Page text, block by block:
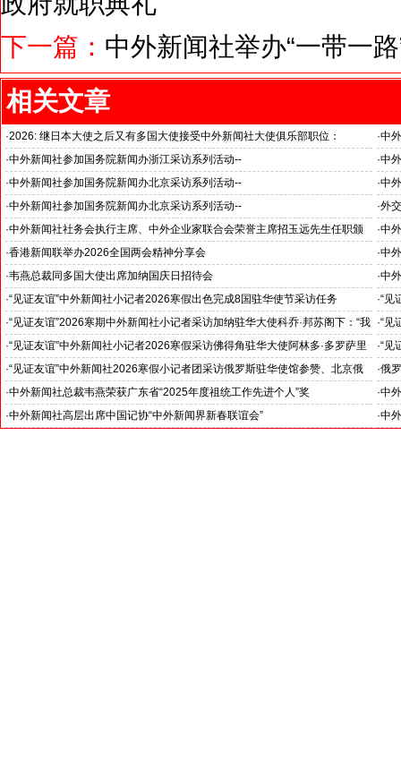
下一篇： 中外新闻社举办“一带一
相关文章
·2026: 继日本大使之后又有多国大使接受中外新闻社大使俱乐部职位：
国之交在于民相亲, 民相亲在于心相通
·中
·中外新闻社参加国务院新闻办浙江采访系列活动--
推动科技创新和产业创新深度融合
·中
“科
·中外新闻社参加国务院新闻办北京采访系列活动--
见证科技创新和产业创新高质量发展
·中
小
·中外新闻社参加国务院新闻办北京采访系列活动--
北京人形机器人创新中心打造具有全球影响力的应用示范高地
·外
·中外新闻社社务会执行主席、中外企业家联合会荣誉主席招玉远先生任职颁
证仪式在香港举行
·中
·香港新闻联举办2026全国两会精神分享会 ·中
对
·韦燕总裁同多国大使出席加纳国庆日招待会 ·中
·“见证友谊”中外新闻社小记者2026寒假出色完成8国驻华使节采访任务
斯洛伐克驻华大使莱齐亚克阁下为小记者们颁发“优秀小记者(优秀小小外交
官)”证书
·“见
下：
·“见证友谊”2026寒期中外新闻社小记者采访加纳驻华大使科乔·邦苏阁下：“我
十分享受在中国的时光……”
·“见
们将
·“见证友谊”中外新闻社小记者2026寒假采访佛得角驻华大使阿林多·多罗萨里
奥阁下: 期待两国青少年成为发展中佛友好关系新的动力
·“见
就是
·“见证友谊”中外新闻社2026寒假小记者团采访俄罗斯驻华使馆参赞、北京俄
罗斯文化中心主任吴丹娜女士: “中俄关系稳如泰山坚如磐石”
·俄
·中外新闻社总裁韦燕荣获广东省“2025年度祖统工作先进个人”奖 ·中
·中外新闻社高层出席中国记协“中外新闻界新春联谊会” ·中